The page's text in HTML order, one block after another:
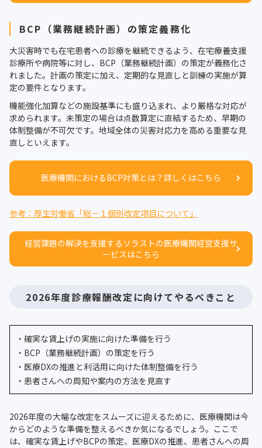
BCP（業務継続計画）の策定義務化
大災害時でも在宅患者への診療を継続できるよう、在宅療養支援
診療所や病院等に対し、BCP（業務継続計画）の策定が義務化さ
れました。計画の策定に加え、定期的な見直しと訓練の実施が算
定の要件となります。
機能強化加算などの施設基準にも盛り込まれ、より厳格な対応が
求められます。未策定の場合は点数算定に直結するため、早期の
体制整備が不可欠です。地域全体の災害対応力を高める重要な見
直しといえます。
医療機関におけるBCP対策とは？詳しくはこちら
参考：厚生労働省「総－１個別改定項目について」
経営課題の解決を支援するソラストの医療機関経営支援サ
ービスはこちら
2026年度診療報酬改定に向けてやるべきこと
・確実な賃上げの実施に向けた準備を行う
・BCP（業務継続計画）の策定を行う
・医療DXの推進と利活用に向けた体制整備を行う
・患者さんへの周知や案内の方法を見直す
2026年度の大幅な改定をスムーズに迎えるために、医療機関は今
からどのような準備を整えるべきか気になるでしょう。ここで
は、確実な賃上げやBCPの策定、医療DXの推進、患者さんへの周